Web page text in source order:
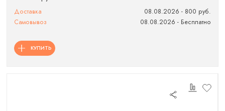
Доставка
08.08.2026 - 800 руб.
Самовывоз
08.08.2026 - Бесплатно
КУПИТЬ